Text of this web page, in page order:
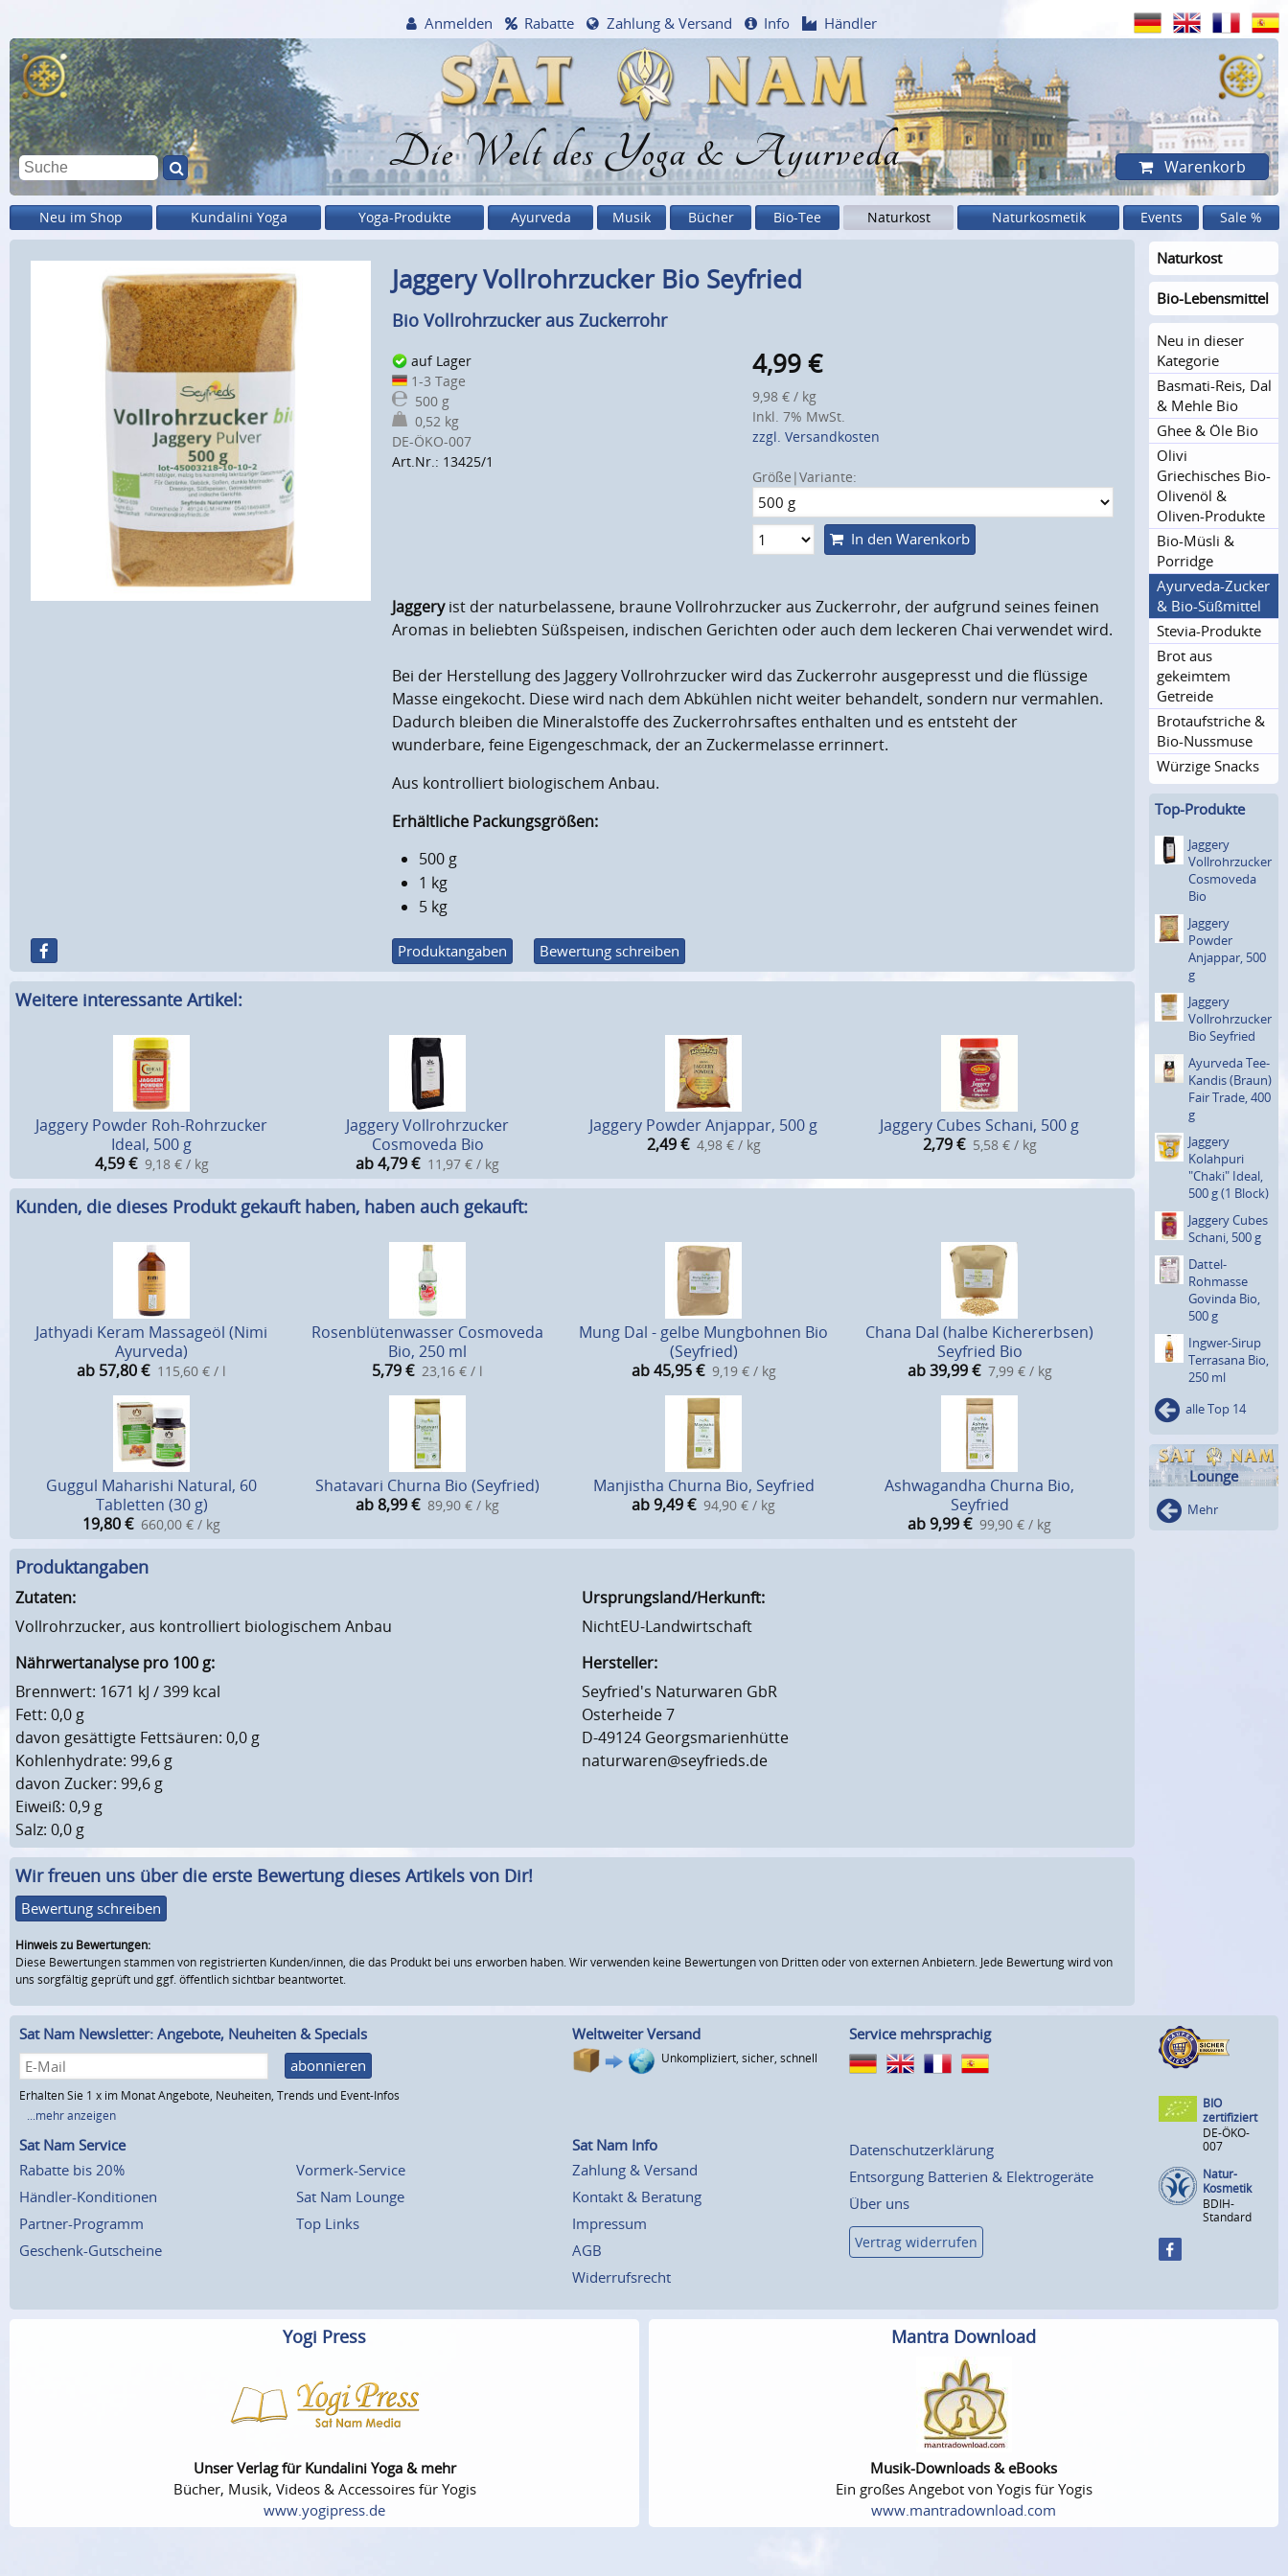
Die Welt des Yoga & Ayurveda
Anmelden Rabatte Zahlung & Versand Info Händler
Warenkorb
Neu im Shop Kundalini Yoga Yoga-Produkte Ayurveda Musik Bücher Bio-Tee Naturkost Naturkosmetik Events Sale %
Jaggery Vollrohrzucker Bio Seyfried
Bio Vollrohrzucker aus Zuckerrohr
auf Lager
1-3 Tage
500 g
0,52 kg
DE-ÖKO-007
Art.Nr.: 13425/1
4,99€
9,98 € / kg
Inkl. 7% MwSt.
zzgl. Versandkosten
Größe|Variante:
In den Warenkorb
Jaggeryist der naturbelassene, braune Vollrohrzucker aus Zuckerrohr, der aufgrund seines feinen
Aromas in beliebten Süßspeisen, indischen Gerichten oder auch dem leckeren Chai verwendet wird.
Bei der Herstellung des Jaggery Vollrohrzucker wird das Zuckerrohr ausgepresst und die flüssige
Masse eingekocht. Diese wird nach dem Abkühlen nicht weiter behandelt, sondern nur vermahlen.
Dadurch bleiben die Mineralstoffe des Zuckerrohrsaftes enthalten und es entsteht der
wunderbare, feine Eigengeschmack, der an Zuckermelasse errinnert.
Aus kontrolliert biologischem Anbau.
Erhältliche Packungsgrößen:
500 g
1 kg
5 kg
Produktangaben Bewertung schreiben
Weitere interessante Artikel:
Jaggery Powder Roh-Rohrzucker
Ideal, 500 g
4,59 € 9,18 € / kg
Jaggery Vollrohrzucker
Cosmoveda Bio
ab 4,79€ 11,97 € / kg
Jaggery Powder Anjappar, 500 g
2,49 € 4,98 € / kg
Jaggery Cubes Schani, 500 g
2,79 € 5,58 € / kg
Kunden, die dieses Produkt gekauft haben, haben auch gekauft:
Jathyadi Keram Massageöl (Nimi
Ayurveda)
ab 57,80€ 115,60 € / l
Rosenblütenwasser Cosmoveda
Bio, 250 ml
5,79€ 23,16 € / l
Mung Dal - gelbe Mungbohnen Bio
(Seyfried)
ab 45,95 € 9,19 € / kg
Chana Dal (halbe Kichererbsen)
Seyfried Bio
ab 39,99 € 7,99 € / kg
Guggul Maharishi Natural, 60
Tabletten (30 g)
19,80€ 660,00 € / kg
Shatavari Churna Bio (Seyfried)
ab 8,99€ 89,90 € / kg
Manjistha Churna Bio, Seyfried
ab 9,49€ 94,90 € / kg
Ashwagandha Churna Bio,
Seyfried
ab 9,99€ 99,90 € / kg
Produktangaben
Zutaten:
Vollrohrzucker, aus kontrolliert biologischem Anbau
Nährwertanalyse pro 100 g:
Brennwert: 1671 kJ / 399 kcal
Fett: 0,0 g
davon gesättigte Fettsäuren: 0,0 g
Kohlenhydrate: 99,6 g
davon Zucker: 99,6 g
Eiweiß: 0,9 g
Salz: 0,0 g
Ursprungsland/Herkunft:
NichtEU-Landwirtschaft
Hersteller:
Seyfried's Naturwaren GbR
Osterheide 7
D-49124 Georgsmarienhütte
naturwaren@seyfrieds.de
Wir freuen uns über die erste Bewertung dieses Artikels von Dir!
Bewertung schreiben
Hinweis zu Bewertungen:
Diese Bewertungen stammen von registrierten Kunden/innen, die das Produkt bei uns erworben haben. Wir verwenden keine Bewertungen von Dritten oder von externen Anbietern. Jede Bewertung wird von
uns sorgfältig geprüft und ggf. öffentlich sichtbar beantwortet.
Naturkost
Bio-Lebensmittel
Neu in dieser
Kategorie
Basmati-Reis, Dal
& Mehle Bio
Ghee & Öle Bio
Olivi
Griechisches Bio-
Olivenöl &
Oliven-Produkte
Bio-Müsli &
Porridge
Ayurveda-Zucker
& Bio-Süßmittel
Stevia-Produkte
Brot aus
gekeimtem
Getreide
Brotauf­striche &
Bio-Nussmuse
Würzige Snacks
Top-Produkte
Jaggery
Vollroh­rzucker
Cosmoveda
Bio
Jaggery
Powder
Anjappar, 500
g
Jaggery
Vollroh­rzucker
Bio Seyfried
Ayurveda Tee-
Kandis (Braun)
Fair Trade, 400
g
Jaggery
Kolahpuri
"Chaki" Ideal,
500 g (1 Block)
Jaggery Cubes
Schani, 500 g
Dattel-
Rohmasse
Govinda Bio,
500 g
Ingwer-Sirup
Terrasana Bio,
250 ml
alle Top 14
Lounge
Mehr
Sat Nam Newsletter: Angebote, Neuheiten & Specials
abonnieren
Erhalten Sie 1 x im Monat Angebote, Neuheiten, Trends und Event-Infos
...mehr anzeigen
Weltweiter Versand
Unkompliziert, sicher, schnell
Service mehrsprachig
Sat Nam Service
Rabatte bis 20%
Händler-Konditionen
Partner-Programm
Geschenk-Gutscheine
Vormerk-Service
Sat Nam Lounge
Top Links
Sat Nam Info
Zahlung & Versand
Kontakt & Beratung
Impressum
AGB
Widerrufsrecht
Datenschutzerklärung
Entsorgung Batterien & Elektrogeräte
Über uns
Vertrag widerrufen
BIO
zertifiziert
DE-ÖKO-
007
Natur-
Kosmetik
BDIH-
Standard
Yogi Press
Unser Verlag für Kundalini Yoga & mehr
Bücher, Musik, Videos & Accessoires für Yogis
www.yogipress.de
Mantra Download
Musik-Downloads & eBooks
Ein großes Angebot von Yogis für Yogis
www.mantradownload.com